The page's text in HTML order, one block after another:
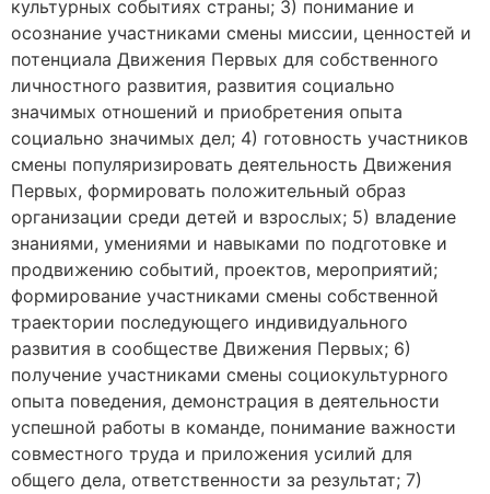
культурных событиях страны; 3) понимание и
осознание участниками смены миссии, ценностей и
потенциала Движения Первых для собственного
личностного развития, развития социально
значимых отношений и приобретения опыта
социально значимых дел; 4) готовность участников
смены популяризировать деятельность Движения
Первых, формировать положительный образ
организации среди детей и взрослых; 5) владение
знаниями, умениями и навыками по подготовке и
продвижению событий, проектов, мероприятий;
формирование участниками смены собственной
траектории последующего индивидуального
развития в сообществе Движения Первых; 6)
получение участниками смены социокультурного
опыта поведения, демонстрация в деятельности
успешной работы в команде, понимание важности
совместного труда и приложения усилий для
общего дела, ответственности за результат; 7)